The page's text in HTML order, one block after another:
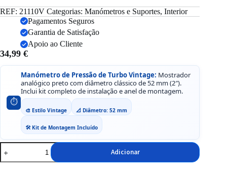
REF: 21110V Categorias: Manómetros e Suportes, Interior
Pagamentos Seguros
Garantia de Satisfação
Apoio ao Cliente
34,99 €
⏱️
Manómetro de Pressão de Turbo Vintage: Mostrador
analógico preto com diâmetro clássico de 52 mm (2″).
Inclui kit completo de instalação e anel de montagem.
🎨 Estilo Vintage 📐 Diâmetro: 52 mm
🛠️ Kit de Montagem Incluído
Quantidade
de
Manómetro
Adicionar